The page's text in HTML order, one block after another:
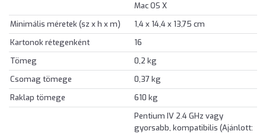
Mac OS X
Minimális méretek (sz x h x m)
1,4 x 14,4 x 13,75 cm
Kartonok rétegenként
16
Tömeg
0,2 kg
Csomag tömege
0,37 kg
Raklap tömege
610 kg
Pentium IV 2.4 GHz vagy
gyorsabb, kompatibilis (Ajánlott: